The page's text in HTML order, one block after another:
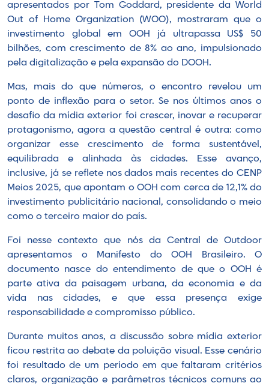
apresentados por Tom Goddard, presidente da World
Out of Home Organization (WOO), mostraram que o
investimento global em OOH já ultrapassa US$ 50
bilhões, com crescimento de 8% ao ano, impulsionado
pela digitalização e pela expansão do DOOH.
Mas, mais do que números, o encontro revelou um
ponto de inflexão para o setor. Se nos últimos anos o
desafio da mídia exterior foi crescer, inovar e recuperar
protagonismo, agora a questão central é outra: como
organizar esse crescimento de forma sustentável,
equilibrada e alinhada às cidades. Esse avanço,
inclusive, já se reflete nos dados mais recentes do CENP
Meios 2025, que apontam o OOH com cerca de 12,1% do
investimento publicitário nacional, consolidando o meio
como o terceiro maior do país.
Foi nesse contexto que nós da Central de Outdoor
apresentamos o Manifesto do OOH Brasileiro. O
documento nasce do entendimento de que o OOH é
parte ativa da paisagem urbana, da economia e da
vida nas cidades, e que essa presença exige
responsabilidade e compromisso público.
Durante muitos anos, a discussão sobre mídia exterior
ficou restrita ao debate da poluição visual. Esse cenário
foi resultado de um período em que faltaram critérios
claros, organização e parâmetros técnicos comuns ao